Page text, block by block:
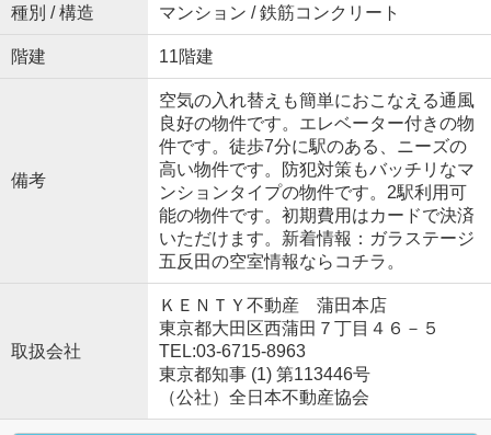
種別 / 構造 マンション / 鉄筋コンクリート
階建 11階建
備考
空気の入れ替えも簡単におこなえる通風
良好の物件です。エレベーター付きの物
件です。徒歩7分に駅のある、ニーズの
高い物件です。防犯対策もバッチリなマ
ンションタイプの物件です。2駅利用可
能の物件です。初期費用はカードで決済
いただけます。新着情報：ガラステージ
五反田の空室情報ならコチラ。
取扱会社
ＫＥＮＴＹ不動産 蒲田本店
東京都大田区西蒲田７丁目４６－５
TEL:03-6715-8963
東京都知事 (1) 第113446号
（公社）全日本不動産協会